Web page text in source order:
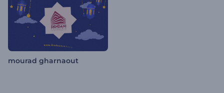
mourad gharnaout